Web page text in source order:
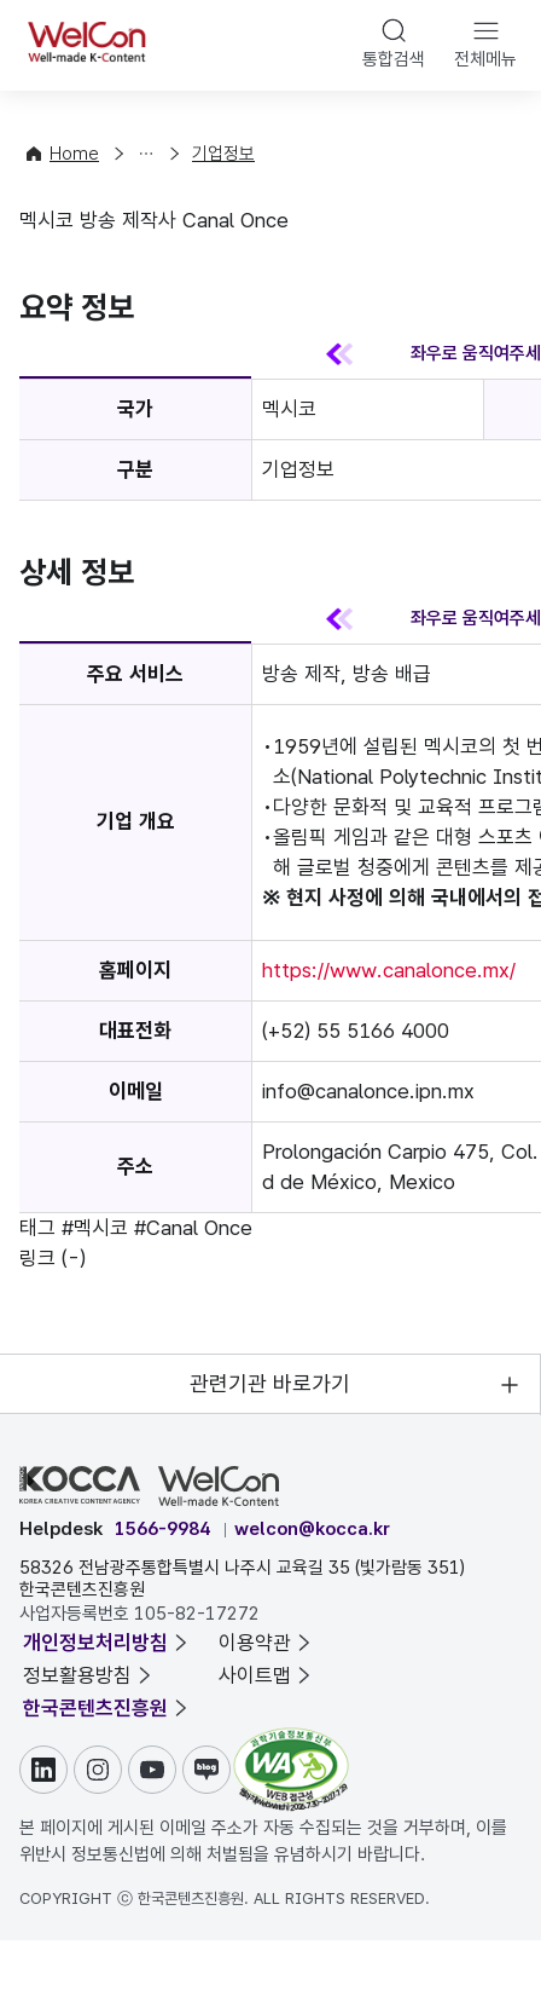
WelCon 통합검색 전체메뉴
Home
컨
팅
해
기
정
기업정보
기업정보
멕시코 방송 제작사 Canal Once
요약 정보
국가 멕시코
구분 기업정보
상세 정보
주요 서비스 방송 제작, 방송 배급
기업 개요
1959년에 설립된 멕시코의 첫
소(National Polytechnic
다양한 문화적 및 교육적 프로그
올림픽 게임과 같은 대형 스포
해 글로벌 청중에게 콘텐츠를 제
※ 현지 사정에 의해 국내에서의
홈페이지 https://www.canalonce.mx/
대표전화 (+52) 55 5166 4000
이메일 info@canalonce.ipn.mx
주소
Prolongación Carpio 475,
d de México, Mexico​
태그 #멕시코 #Canal Once
링크 (-)
관련기관 바로가기
Helpdesk 1566-9984
welcon@kocca.kr
58326 전남광주통합특별시 나주시 교육길 35 (빛가람동 351)
한국콘텐츠진흥원
사업자등록번호 105-82-17272
개인정보처리방침
이용약관
정보활용방침
사이트맵
한국콘텐츠진흥원
링크드인인스타그램
유튜브블로그
본 페이지에 게시된 이메일 주소가 자동 수집되는 것을 거부하며, 이를
위반시 정보통신법에 의해 처벌됨을 유념하시기 바랍니다.
COPYRIGHT ⓒ 한국콘텐츠진흥원. ALL RIGHTS RESERVED.